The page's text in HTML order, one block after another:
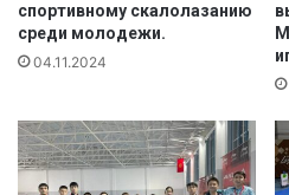
е
й
т
спортивному скалолазанию
среди молодежи.
04.11.2024